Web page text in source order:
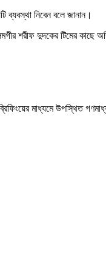
ব্যবস্থা নিবেন বলে জানান।
শরীফ দুদকের টিমের কাছে
মাধ্যমে উপস্থিত